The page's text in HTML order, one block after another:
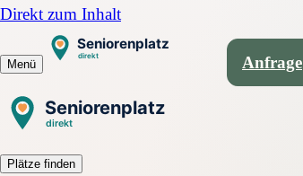
Direkt zum Inhalt
Menü Anfrage
Plätze finden